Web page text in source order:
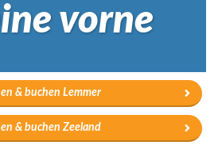
vorne
& buchen Lemmer
& buchen Zeeland